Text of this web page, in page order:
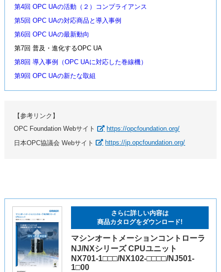
第4回 OPC UAの活動（２）コンプライアンス
第5回 OPC UAの対応商品と導入事例
第6回 OPC UAの最新動向
第7回 普及・進化するOPC UA
第8回 導入事例（OPC UAに対応した巻線機）
第9回 OPC UAの新たな取組
【参考リンク】
OPC Foundation Webサイト
https://opcfoundation.org/
日本OPC協議会 Webサイト
https://jp.opcfoundation.org/
さらに詳しい内容は
商品カタログをダウンロード!
マシンオートメーションコントローラ
NJ/NXシリーズ CPUユニット
NX701-1□□□/NX102-□□□□/NJ501-
1□00